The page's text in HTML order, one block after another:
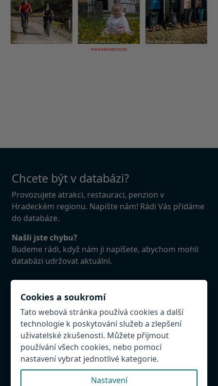
Chcete být v databázi?
Provozujete atrakci, restauraci, penzion v
Hradeckém regionu. Napište nám! Rádi Vás přidáme
do databáze.
Našli jste chybu?
Budeme rádi, když nám ji napíšete, abychom mohli
databázi udržovat aktuální.
Destinační management Hradecko
Destinační management Hradecko
Velké náměstí 34/42
500 03 Hradec Králové
hradecko@hradecko.cz
Cookies a soukromí
Tato webová stránka používá cookies a další
technologie k poskytování služeb a zlepšení
uživatelské zkušenosti. Můžete přijmout
používání všech cookies, nebo pomocí
nastavení vybrat jednotlivé kategorie.
Nastavení